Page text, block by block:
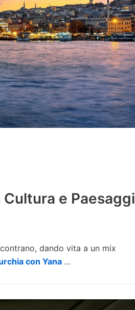
e Paesaggi
dando vita a un mix
con Yana …